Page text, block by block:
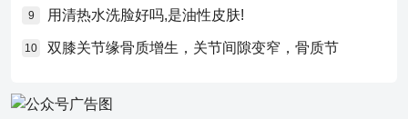
9 用清热水洗脸好吗,是油性皮肤!
10 双膝关节缘骨质增生，关节间隙变窄，骨质节